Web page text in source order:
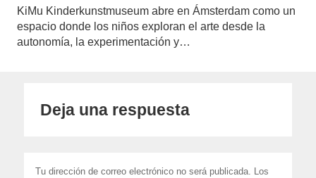
KiMu Kinderkunstmuseum abre en Ámsterdam como un
espacio donde los niños exploran el arte desde la
autonomía, la experimentación y…
Deja una respuesta
Tu dirección de correo electrónico no será publicada. Los